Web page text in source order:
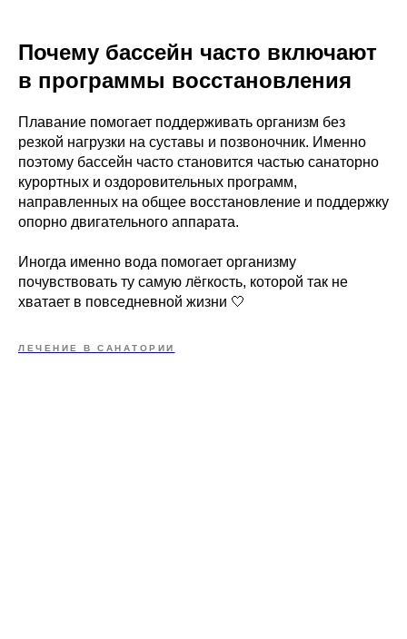
Почему бассейн часто включают
в программы восстановления
Плавание помогает поддерживать организм без
резкой нагрузки на суставы и позвоночник. Именно
поэтому бассейн часто становится частью санаторно
курортных и оздоровительных программ,
направленных на общее восстановление и поддержку
опорно двигательного аппарата.
Иногда именно вода помогает организму
почувствовать ту самую лёгкость, которой так не
хватает в повседневной жизни 🤍
ЛЕЧЕНИЕ В САНАТОРИИ